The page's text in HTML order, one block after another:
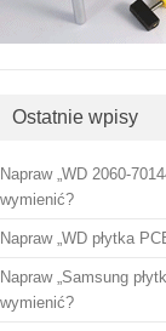
Ostatnie wpisy
Napraw „WD 2060-
wymienić?
Napraw „WD płytka
Napraw „Samsung
wymienić?